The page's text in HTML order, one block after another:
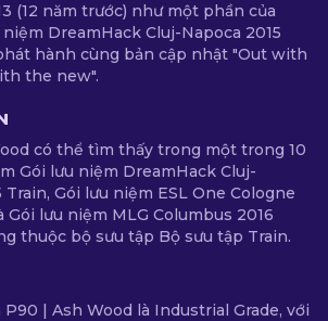
(12 năm trước) như một phần của
DreamHack Cluj-Napoca 2015
hành cùng bản cập nhật "Out with
the new".
có thể tìm thấy trong một trong 10
Gói lưu niệm DreamHack Cluj-
Train, Gói lưu niệm ESL One Cologne
Gói lưu niệm MLG Columbus 2016
thuộc bộ sưu tập Bộ sưu tập Train.
| Ash Wood là Industrial Grade, với